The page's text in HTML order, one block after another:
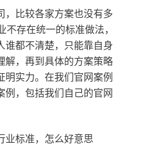
，比较各家方案也没有多
存在统一的标准做法，
谁都不清楚，只能靠自身
解，再到具体的方案策略
明实力。在我们官网案例
例，包括我们自己的官网
业标准，怎么好意思